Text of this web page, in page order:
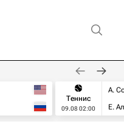
Теннис
09.08 02:00
А.
Е.